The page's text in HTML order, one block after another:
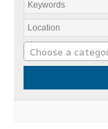
Choose a